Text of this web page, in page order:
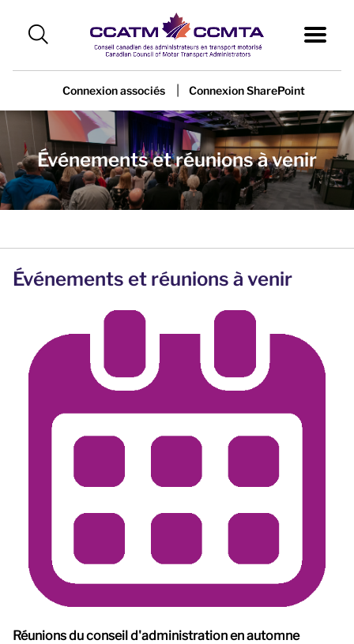
Connexion associés Connexion SharePoint
Événements et réunions à venir
Événements et réunions à venir
Réunions du conseil d'administration en automne